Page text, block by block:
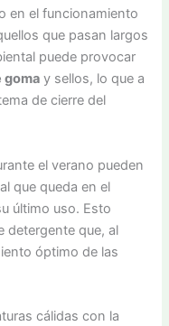
en el funcionamiento
que pasan largos
puede provocar
goma y sellos, lo que a
de cierre del
el verano pueden
que queda en el
último uso. Esto
detergente que, al
óptimo de las
cálidas con la